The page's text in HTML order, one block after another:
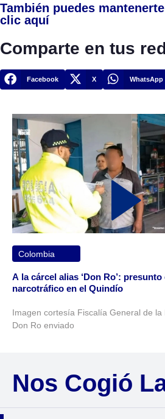
También puedes
clic aquí
Comparte en tus
Facebook X WhatsApp
Colombia
A la cárcel alias ‘Don Ro’:
narcotráfico en el Quindío
Imagen cortesía Fiscalía General de la
Don Ro enviado
Nos Cogió